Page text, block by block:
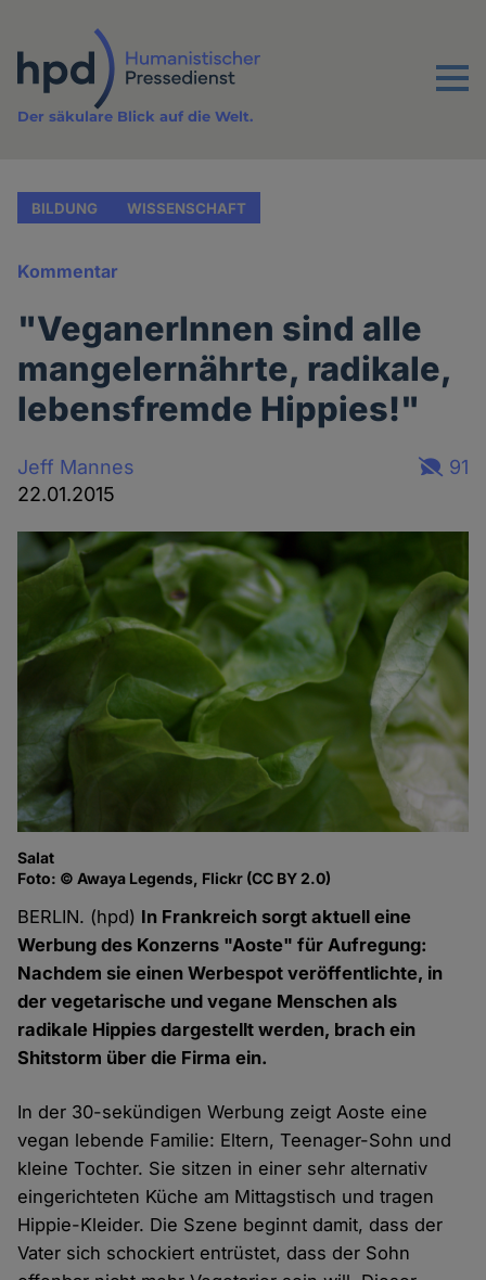
Inhalt
Menu
Der säkulare Blick auf die Welt.
BILDUNG WISSENSCHAFT
Kommentar
"VeganerInnen sind alle
mangelernährte, radikale,
lebensfremde Hippies!"
Jeff Mannes
22.01.2015
91
Salat
Foto: © Awaya Legends, Flickr (CC BY 2.0)
BERLIN. (hpd) In Frankreich sorgt aktuell eine
Werbung des Konzerns "Aoste" für Aufregung:
Nachdem sie einen Werbespot veröffentlichte, in
der vegetarische und vegane Menschen als
radikale Hippies dargestellt werden, brach ein
Shitstorm über die Firma ein.
In der 30-sekündigenWerbung zeigt Aoste eine
vegan lebende Familie: Eltern, Teenager-Sohn und
kleine Tochter. Sie sitzen in einer sehr alternativ
eingerichteten Küche am Mittagstisch und tragen
Hippie-Kleider. Die Szene beginnt damit, dass der
Vater sich schockiert entrüstet, dass der Sohn